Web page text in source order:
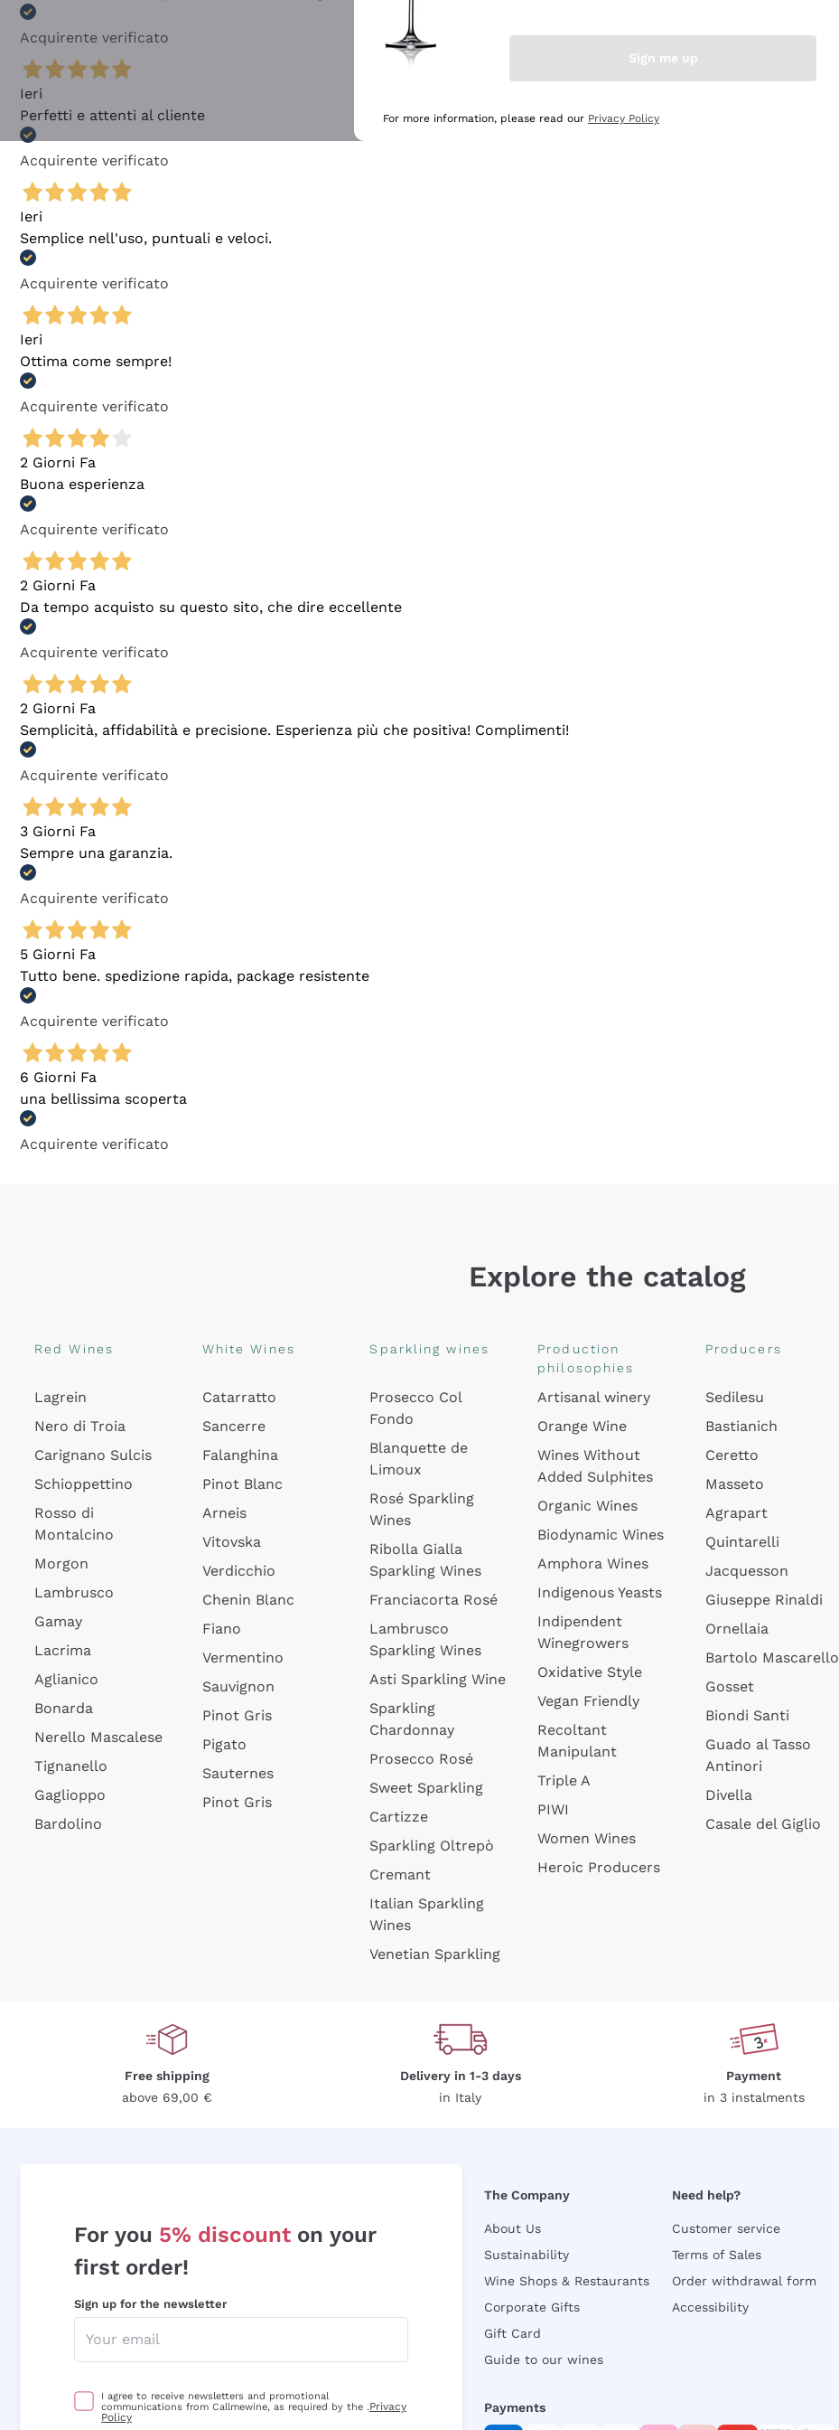
Acquirente verificato
Ieri
Perfetti e attenti al cliente
Acquirente verificato
Ieri
Semplice nell'uso, puntuali e veloci.
Acquirente verificato
Ieri
Ottima come sempre!
Acquirente verificato
2 Giorni Fa
Buona esperienza
Acquirente verificato
2 Giorni Fa
Da tempo acquisto su questo sito, che dire eccellente
Acquirente verificato
2 Giorni Fa
Semplicità, affidabilità e precisione. Esperienza più che positiva! Complimenti!
Acquirente verificato
3 Giorni Fa
Sempre una garanzia.
Acquirente verificato
5 Giorni Fa
Tutto bene. spedizione rapida, package resistente
Acquirente verificato
6 Giorni Fa
una bellissima scoperta
Acquirente verificato
Explore the catalog
Red Wines
Lagrein
Nero di Troia
Carignano Sulcis
Schioppettino
Rosso di
Montalcino
Morgon
Lambrusco
Gamay
Lacrima
Aglianico
Bonarda
Nerello Mascalese
Tignanello
Gaglioppo
Bardolino
White Wines
Catarratto
Sancerre
Falanghina
Pinot Blanc
Arneis
Vitovska
Verdicchio
Chenin Blanc
Fiano
Vermentino
Sauvignon
Pinot Gris
Pigato
Sauternes
Pinot Gris
Sparkling wines
Prosecco Col
Fondo
Blanquette de
Limoux
Rosé Sparkling
Wines
Ribolla Gialla
Sparkling Wines
Franciacorta Rosé
Lambrusco
Sparkling Wines
Asti Sparkling Wine
Sparkling
Chardonnay
Prosecco Rosé
Sweet Sparkling
Cartizze
Sparkling Oltrepò
Cremant
Italian Sparkling
Wines
Venetian Sparkling
Production
philosophies
Artisanal winery
Orange Wine
Wines Without
Added Sulphites
Organic Wines
Biodynamic Wines
Amphora Wines
Indigenous Yeasts
Indipendent
Winegrowers
Oxidative Style
Vegan Friendly
Recoltant
Manipulant
Triple A
PIWI
Women Wines
Heroic Producers
Producers
Sedilesu
Bastianich
Ceretto
Masseto
Agrapart
Quintarelli
Jacquesson
Giuseppe Rinaldi
Ornellaia
Bartolo Mascarello
Gosset
Biondi Santi
Guado al Tasso
Antinori
Divella
Casale del Giglio
Free shipping
above 69,00 €
Delivery in 1-3 days
in Italy
Payment
in 3 instalments
For you 5% discount on your
first order!
Sign up for the newsletter
I agree to receive newsletters and promotional
communications from Callmewine, as required by the .Privacy
Policy
The Company
About Us
Sustainability
Wine Shops & Restaurants
Corporate Gifts
Gift Card
Guide to our wines
Need help?
Customer service
Terms of Sales
Order withdrawal form
Accessibility
Payments
Sign me up
For more information, please read our Privacy Policy